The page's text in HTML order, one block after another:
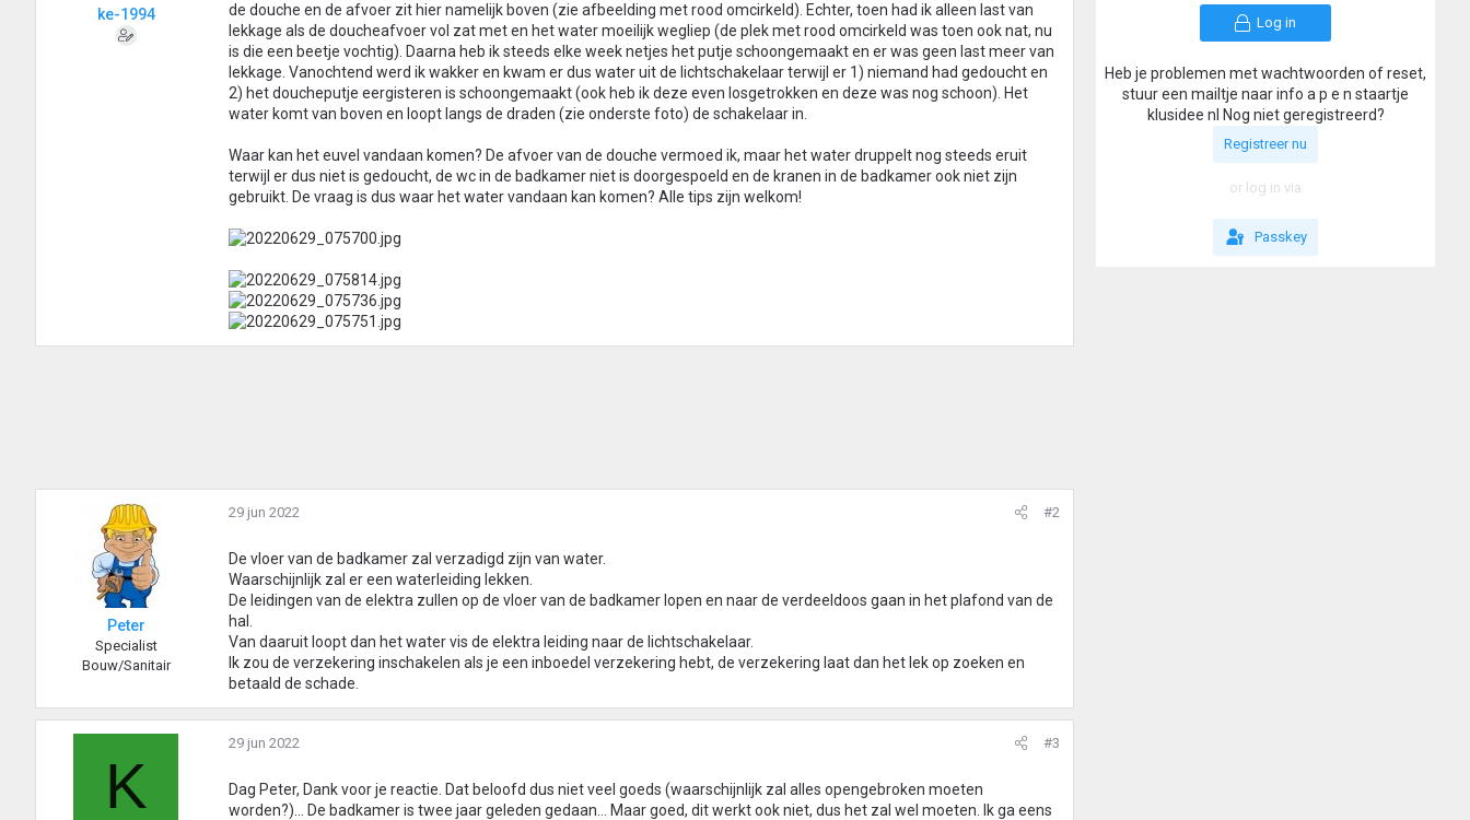
ke-1994
de douche en de afvoer zit hier namelijk boven (zie afbeelding met rood omcirkeld). Echter, toen had ik alleen last van
lekkage als de doucheafvoer vol zat met en het water moeilijk wegliep (de plek met rood omcirkeld was toen ook nat, nu
is die een beetje vochtig). Daarna heb ik steeds elke week netjes het putje schoongemaakt en er was geen last meer van
lekkage. Vanochtend werd ik wakker en kwam er dus water uit de lichtschakelaar terwijl er 1) niemand had gedoucht en
2) het doucheputje eergisteren is schoongemaakt (ook heb ik deze even losgetrokken en deze was nog schoon). Het
water komt van boven en loopt langs de draden (zie onderste foto) de schakelaar in.
Waar kan het euvel vandaan komen? De afvoer van de douche vermoed ik, maar het water druppelt nog steeds eruit
terwijl er dus niet is gedoucht, de wc in de badkamer niet is doorgespoeld en de kranen in de badkamer ook niet zijn
gebruikt. De vraag is dus waar het water vandaan kan komen? Alle tips zijn welkom!
Peter
Specialist
Bouw/Sanitair
29 jun 2022 #2
De vloer van de badkamer zal verzadigd zijn van water.
Waarschijnlijk zal er een waterleiding lekken.
De leidingen van de elektra zullen op de vloer van de badkamer lopen en naar de verdeeldoos gaan in het plafond van de
hal.
Van daaruit loopt dan het water vis de elektra leiding naar de lichtschakelaar.
Ik zou de verzekering inschakelen als je een inboedel verzekering hebt, de verzekering laat dan het lek op zoeken en
betaald de schade.
K
29 jun 2022 #3
Dag Peter, Dank voor je reactie. Dat beloofd dus niet veel goeds (waarschijnlijk zal alles opengebroken moeten
worden?)... De badkamer is twee jaar geleden gedaan... Maar goed, dit werkt ook niet, dus het zal wel moeten. Ik ga eens
Log in
Heb je problemen met wachtwoorden of reset,
stuur een mailtje naar info a p e n staartje
klusidee nl Nog niet geregistreerd?
Registreer nu
or log in via
Passkey